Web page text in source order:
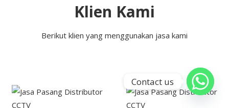
Klien Kami
Berikut klien yang menggunakan jasa kami
Contact us